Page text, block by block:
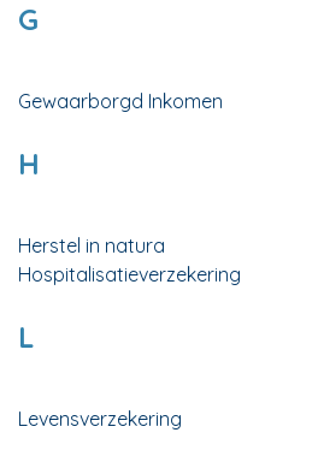
G
Gewaarborgd Inkomen
H
Herstel in natura
Hospitalisatieverzekering
L
Levensverzekering